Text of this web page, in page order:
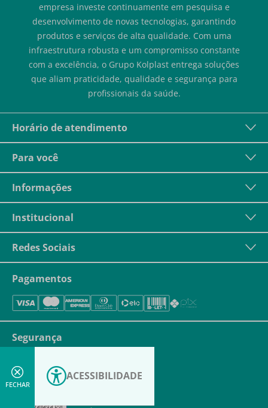
empresa investe continuamente em pesquisa e
desenvolvimento de novas tecnologias, garantindo
produtos e serviços de alta qualidade. Com uma
infraestrutura robusta e um compromisso constante
com a excelência, o Grupo Kolplast entrega soluções
que aliam praticidade, qualidade e segurança para
profissionais da saúde.
Horário de atendimento
Para você
Informações
Institucional
Redes Sociais
Pagamentos
Segurança
FECHAR
ACESSIBILIDADE